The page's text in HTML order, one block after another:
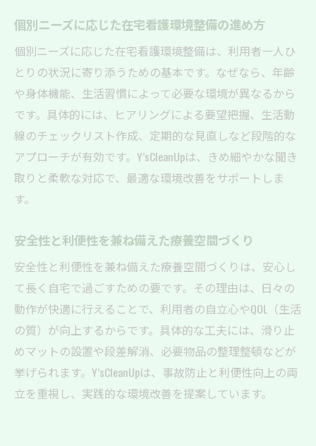
個別ニーズに応じた在宅看護環境整備の進め方
個別ニーズに応じた在宅看護環境整備は、利用者一人ひ
とりの状況に寄り添うための基本です。なぜなら、年齢
や身体機能、生活習慣によって必要な環境が異なるから
です。具体的には、ヒアリングによる要望把握、生活動
線のチェックリスト作成、定期的な見直しなど段階的な
アプローチが有効です。Y’sCleanUpは、きめ細やかな聞き
取りと柔軟な対応で、最適な環境改善をサポートしま
す。
安全性と利便性を兼ね備えた療養空間づくり
安全性と利便性を兼ね備えた療養空間づくりは、安心し
て長く自宅で過ごすための要です。その理由は、日々の
動作が快適に行えることで、利用者の自立心やQOL（生活
の質）が向上するからです。具体的な工夫には、滑り止
めマットの設置や段差解消、必要物品の整理整頓などが
挙げられます。Y’sCleanUpは、事故防止と利便性向上の両
立を重視し、実践的な環境改善を提案しています。